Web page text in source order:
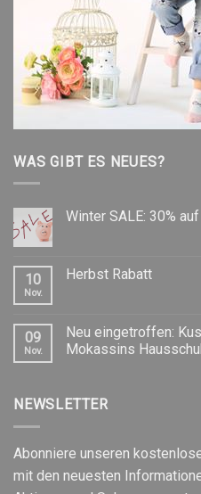
WAS GIBT ES NEUES?
Winter SALE: 30%
10
Nov.
Herbst Rabatt
09
Nov.
Neu eingetroffen:
Mokassins
NEWSLETTER
Abonniere unseren
mit den neuesten